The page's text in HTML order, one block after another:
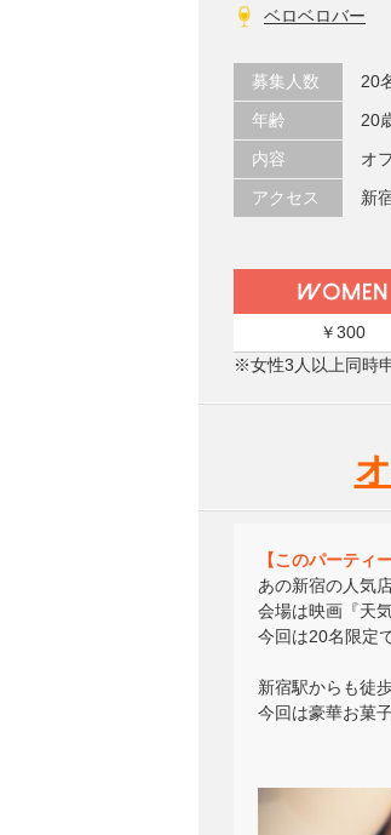
ベロベロバー
募集人数
20
年齢
20
内容
オ
アクセス
新
￥300
※女性3人以上同時
【このパーティ
あの新宿の人気
会場は映画『天
今回は20名限定
新宿駅からも徒
今回は豪華お菓